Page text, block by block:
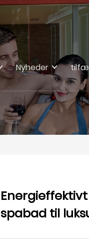
Nyheder
spabad til